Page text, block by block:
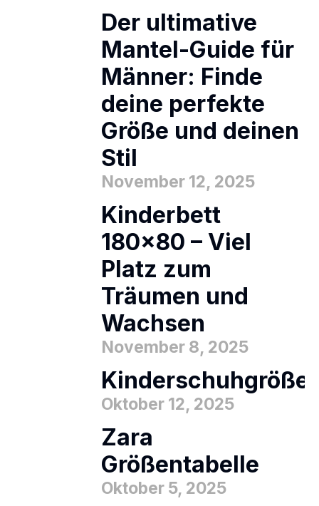
Der ultimative
Mantel-Guide für
Männer: Finde
deine perfekte
Größe und deinen
Stil
November 12, 2025
Kinderbett
180×80 – Viel
Platz zum
Träumen und
Wachsen
November 8, 2025
Kinderschuhgröße
Oktober 12, 2025
Zara
Größentabelle
Oktober 5, 2025